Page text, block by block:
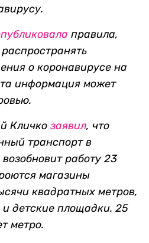
правила,
о коронавирусе на
информация может
Кличко заявил, что
транспортв
работу 23
магазины
квадратных метров,
детские площадки. 25
метро.